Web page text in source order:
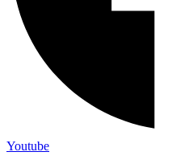
Youtube